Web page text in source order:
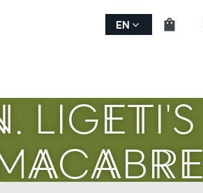
EN
LIGETI'S